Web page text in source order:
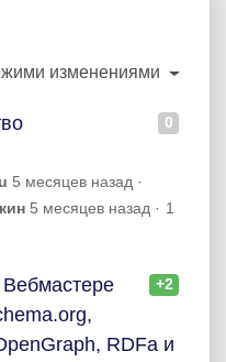
изменениями
0
5 месяцев назад
5 месяцев назад
1
+2
RDFa и